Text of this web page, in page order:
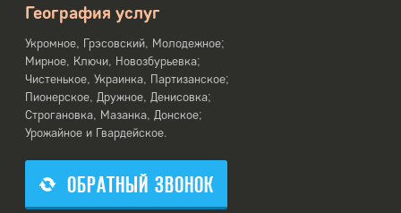
География услуг
Укромное, Грэсовский, Молодежное;
Мирное, Ключи, Новозбурьевка;
Чистенькое, Украинка, Партизанское;
Пионерское, Дружное, Денисовка;
Строгановка, Мазанка, Донское;
Урожайное и Гвардейское.
ОБРАТНЫЙ ЗВОНОК